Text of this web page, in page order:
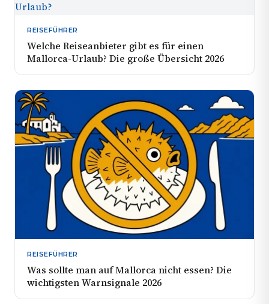
REISEFÜHRER
Welche Reiseanbieter gibt es für einen
Mallorca-Urlaub? Die große Übersicht 2026
REISEFÜHRER
Was sollte man auf Mallorca nicht essen? Die
wichtigsten Warnsignale 2026